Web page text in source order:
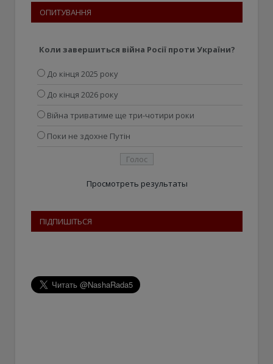
ОПИТУВАННЯ
Коли завершиться війна Росії проти України?
До кінця 2025 року
До кінця 2026 року
Війна триватиме ще три-чотири роки
Поки не здохне Путін
Просмотреть результаты
ПІДПИШІТЬСЯ